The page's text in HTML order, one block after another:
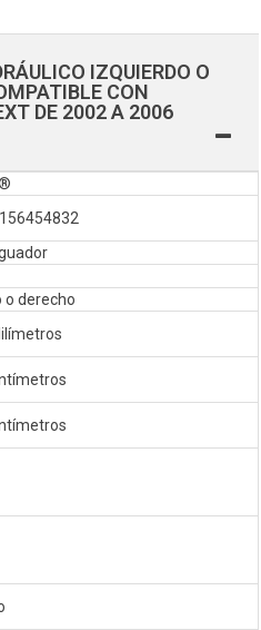
IZQUIERDO O
CON
DE 2002 A 2006
o derecho